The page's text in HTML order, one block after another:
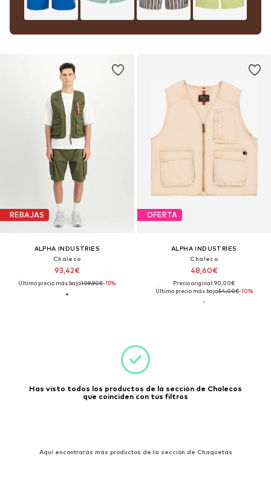
REBAJAS
ALPHA INDUSTRIES
Chaleco
93,42€
Último precio más bajo:109,90€-15%
OFERTA
ALPHA INDUSTRIES
Chaleco
48,60€
Precio original: 90,00€
Último precio más bajo:54,00€-10%
Has visto todos los productos de la sección de Chalecos
que coinciden con tus filtros
Aquí encontrarás más productos de la sección de Chaquetas